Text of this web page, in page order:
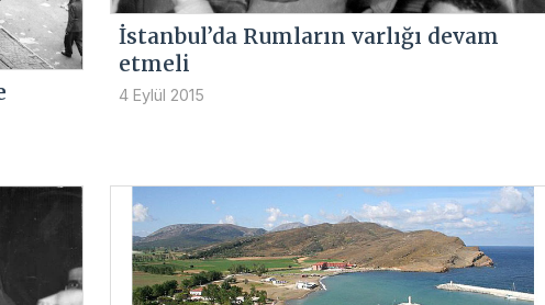
İstanbul’da Rumların varlığı devam
etmeli
4 Eylül 2015